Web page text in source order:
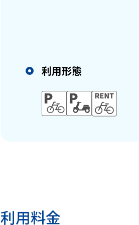
利用形態
利用料金